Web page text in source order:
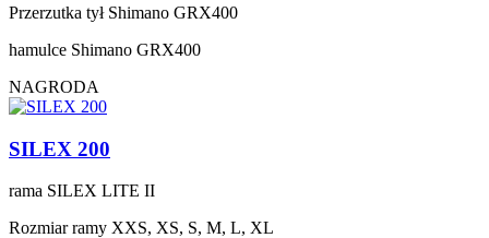
Przerzutka tył Shimano GRX400
hamulce Shimano GRX400
NAGRODA
SILEX 200
rama SILEX LITE II
Rozmiar ramy XXS, XS, S, M, L, XL